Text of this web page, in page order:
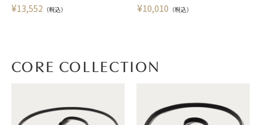
¥13,552 （税込） ¥10,010 （税込）
CORE COLLECTION